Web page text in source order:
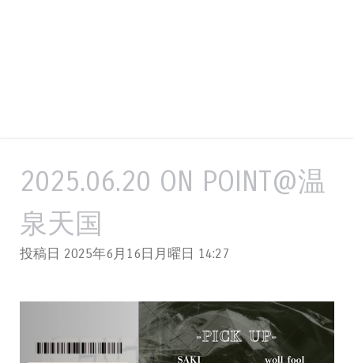
2025.06.20 ON POINT@温
泉天国
投稿日 2025年6月16日月曜日 14:27